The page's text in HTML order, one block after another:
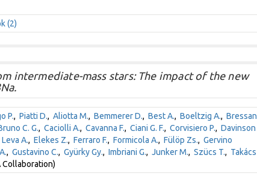
(2)
intermediate-mass stars: The impact of the new
P., Piatti D., Aliotta M., Bemmerer D., Best A., Boeltzig A., Bressan
C. G., Caciolli A., Cavanna F., Ciani G. F., Corvisiero P., Davinson
Leva A., Elekes Z., Ferraro F., Formicola A., Fülöp Zs., Gervino
, Gustavino C., Gyürky Gy., Imbriani G., Junker M., Szücs T., Takács
Collaboration)